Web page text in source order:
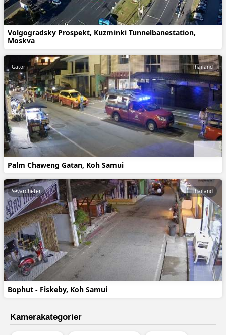
Volgogradsky Prospekt, Kuzminki Tunnelbanestation,
Moskva
Palm Chaweng Gatan, Koh Samui
Gator Thailand
Bophut - Fiskeby, Koh Samui
Sevärdheter Thailand
Kamerakategorier